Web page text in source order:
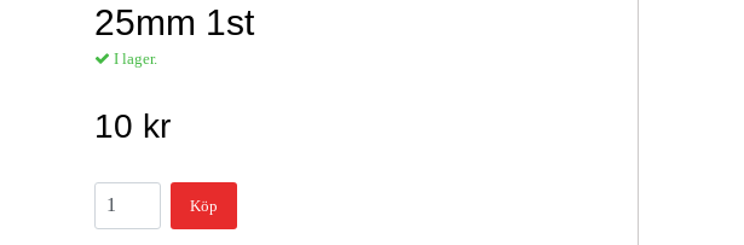
25mm 1st
I lager.
10 kr
Köp